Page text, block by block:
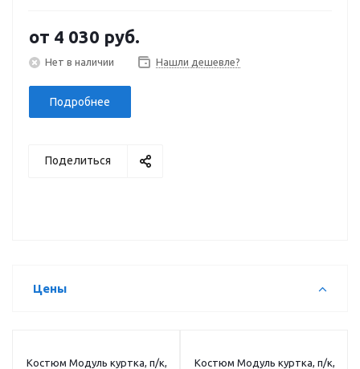
от 4 030 руб.
Нет в наличии Нашли дешевле?
Подробнее
Поделиться
Цены
Костюм Модуль куртка, п/к,
Костюм Модуль куртка, п/к,